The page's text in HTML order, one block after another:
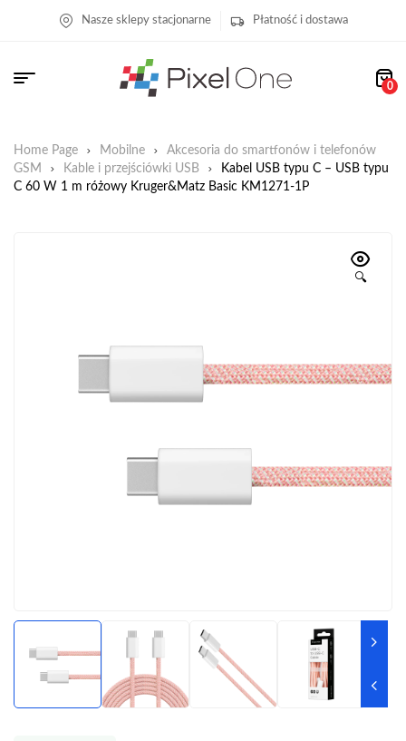
Nasze sklepy stacjonarne Płatność i dostawa
0
Home Page Mobilne
Akcesoria do smartfonów i telefonów
GSM
Kable i przejściówki USB
Kabel USB typu C – USB typu
C 60 W 1 m różowy Kruger&Matz Basic KM1271-1P
🔍